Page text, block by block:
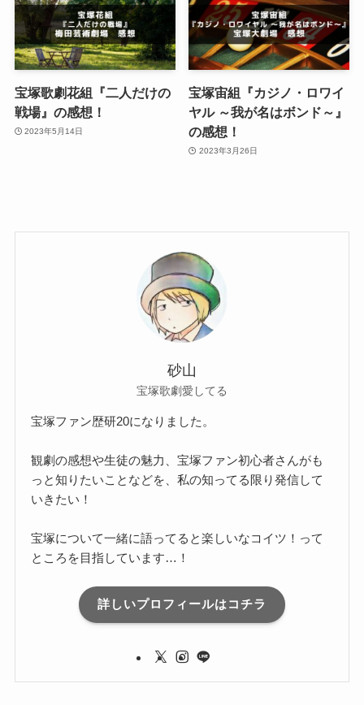
宝塚歌劇花組『二人だけの
戦場』の感想！
2023年5月14日
宝塚宙組『カジノ・ロワイ
ヤル ～我が名はボンド～』
の感想！
2023年3月26日
砂山
宝塚歌劇愛してる
宝塚ファン歴研20になりました。
観劇の感想や生徒の魅力、宝塚ファン初心者さんがも
っと知りたいことなどを、私の知ってる限り発信して
いきたい！
宝塚について一緒に語ってると楽しいなコイツ！って
ところを目指しています…！
詳しいプロフィールはコチラ